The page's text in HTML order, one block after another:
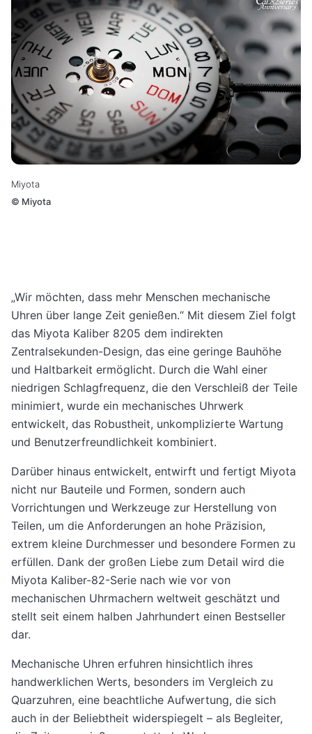
Miyota
© Miyota
„Wir möchten, dass mehr Menschen mechanische
Uhren über lange Zeit genießen.“ Mit diesem Ziel folgt
das Miyota Kaliber 8205 dem indirekten
Zentralsekunden-Design, das eine geringe Bauhöhe
und Haltbarkeit ermöglicht. Durch die Wahl einer
niedrigen Schlagfrequenz, die den Verschleiß der Teile
minimiert, wurde ein mechanisches Uhrwerk
entwickelt, das Robustheit, unkomplizierte Wartung
und Benutzerfreundlichkeit kombiniert.
Darüber hinaus entwickelt, entwirft und fertigt Miyota
nicht nur Bauteile und Formen, sondern auch
Vorrichtungen und Werkzeuge zur Herstellung von
Teilen, um die Anforderungen an hohe Präzision,
extrem kleine Durchmesser und besondere Formen zu
erfüllen. Dank der großen Liebe zum Detail wird die
Miyota Kaliber-82-Serie nach wie vor von
mechanischen Uhrmachern weltweit geschätzt und
stellt seit einem halben Jahrhundert einen Bestseller
dar.
Mechanische Uhren erfuhren hinsichtlich ihres
handwerklichen Werts, besonders im Vergleich zu
Quarzuhren, eine beachtliche Aufwertung, die sich
auch in der Beliebtheit widerspiegelt – als Begleiter,